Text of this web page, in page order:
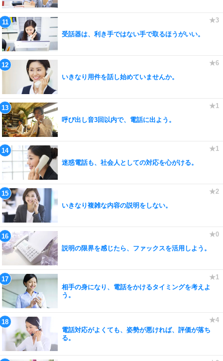
受話器は、利き手ではない手で取るほうがいい。
いきなり用件を話し始めていませんか。
呼び出し音3回以内で、電話に出よう。
迷惑電話も、社会人としての対応を心がける。
いきなり複雑な内容の説明をしない。
説明の限界を感じたら、ファックスを活用しよう。
相手の身になり、電話をかけるタイミングを考えよ
う。
電話対応がよくても、姿勢が悪ければ、評価が落ち
る。